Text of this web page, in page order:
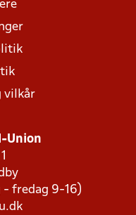
vilkår
Union
- fredag 9-16)